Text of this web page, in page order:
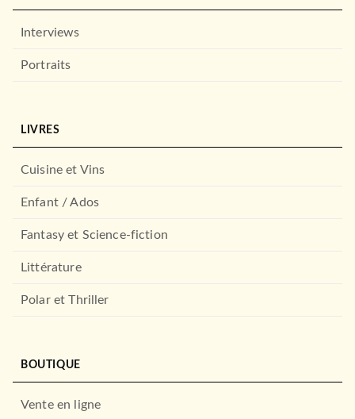
Interviews
Portraits
LIVRES
Cuisine et Vins
Enfant / Ados
Fantasy et Science-fiction
Littérature
Polar et Thriller
BOUTIQUE
Vente en ligne